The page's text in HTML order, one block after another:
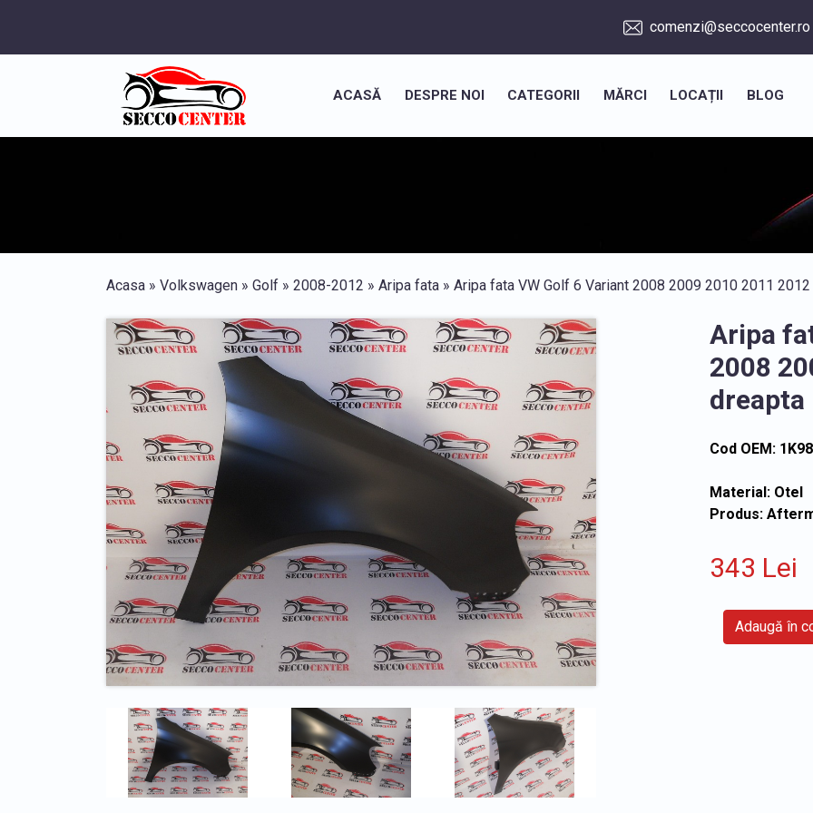
comenzi@seccocenter.ro
ACASĂ DESPRE NOI CATEGORII MĂRCI LOCAȚII BLOG
Acasa » Volkswagen » Golf » 2008-2012 » Aripa fata » Aripa fata VW Golf 6 Variant 2008 2009 2010 2011
Aripa
2008
dreapta
Cod OEM:
Material: Otel
Produs:
343 Lei
Adaugă în